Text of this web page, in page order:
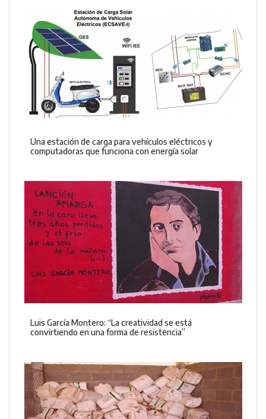
Una estación de carga para vehículos eléctricos y
computadoras que funciona con energía solar
Luis García Montero: “La creatividad se está
convirtiendo en una forma de resistencia”